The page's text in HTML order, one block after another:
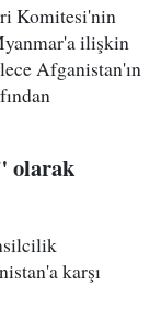
Komitesi'nin
ilişkin
Afganistan'ın
olarak
karşı